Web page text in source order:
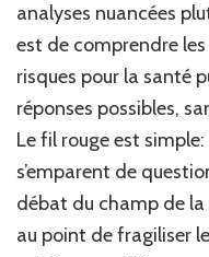
transforme
la
politique
de
santé
en
un
combat
contre
la
science
analyses nuancées
est de comprendre
risques pour la santé
réponses possibles,
Le fil rouge est
s’emparent de
débat du champ de
au point de fragiliser